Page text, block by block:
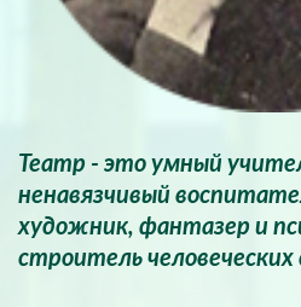
Театр - это умный
ненавязчивый
художник, фантазер и
строитель